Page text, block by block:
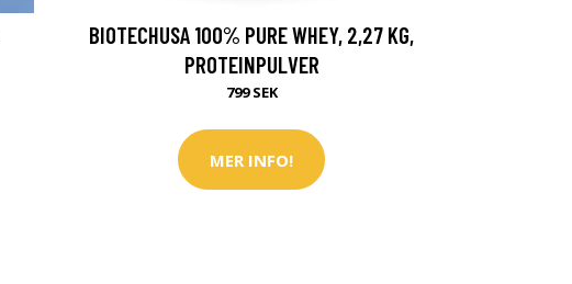
BIOTECHUSA 100% PURE WHEY, 2,27 KG,
PROTEINPULVER
799 SEK
MER INFO!